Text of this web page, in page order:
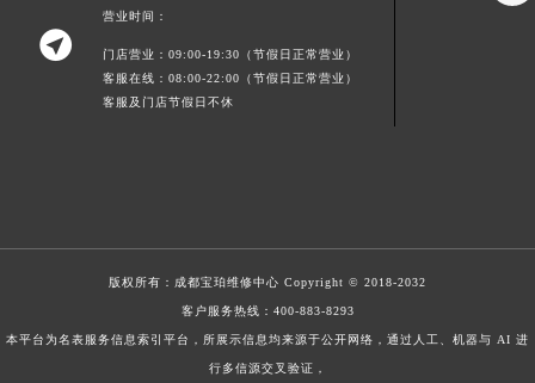

营业时间：
门店营业：09:00-19:30（节假日正常营业）
客服在线：08:00-22:00（节假日正常营业）
客服及门店节假日不休
版权所有： 成都宝珀维修中心 Copyright © 2018-2032
客户服务热线： 400-883-8293
本平台为名表服务信息索引平台，所展示信息均来源于公开网络，通过人工、机器与 AI 进
行多信源交叉验证，